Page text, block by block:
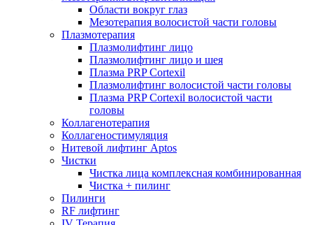
Области вокруг глаз
Мезотерапия волосистой части головы
Плазмотерапия
Плазмолифтинг лицо
Плазмолифтинг лицо и шея
Плазма PRP Cortexil
Плазмолифтинг волосистой части головы
Плазма PRP Cortexil волосистой части
головы
Коллагенотерапия
Коллагеностимуляция
Нитевой лифтинг Aptos
Чистки
Чистка лица комплексная комбинированная
Чистка + пилинг
Пилинги
RF лифтинг